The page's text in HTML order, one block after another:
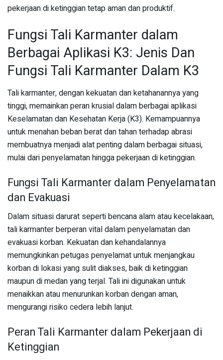
pekerjaan di ketinggian tetap aman dan produktif.
Fungsi Tali Karmanter dalam
Berbagai Aplikasi K3: Jenis Dan
Fungsi Tali Karmanter Dalam K3
Tali karmanter, dengan kekuatan dan ketahanannya yang
tinggi, memainkan peran krusial dalam berbagai aplikasi
Keselamatan dan Kesehatan Kerja (K3). Kemampuannya
untuk menahan beban berat dan tahan terhadap abrasi
membuatnya menjadi alat penting dalam berbagai situasi,
mulai dari penyelamatan hingga pekerjaan di ketinggian.
Fungsi Tali Karmanter dalam Penyelamatan
dan Evakuasi
Dalam situasi darurat seperti bencana alam atau kecelakaan,
tali karmanter berperan vital dalam penyelamatan dan
evakuasi korban. Kekuatan dan kehandalannya
memungkinkan petugas penyelamat untuk menjangkau
korban di lokasi yang sulit diakses, baik di ketinggian
maupun di medan yang terjal. Tali ini digunakan untuk
menaikkan atau menurunkan korban dengan aman,
mengurangi risiko cedera lebih lanjut.
Peran Tali Karmanter dalam Pekerjaan di
Ketinggian